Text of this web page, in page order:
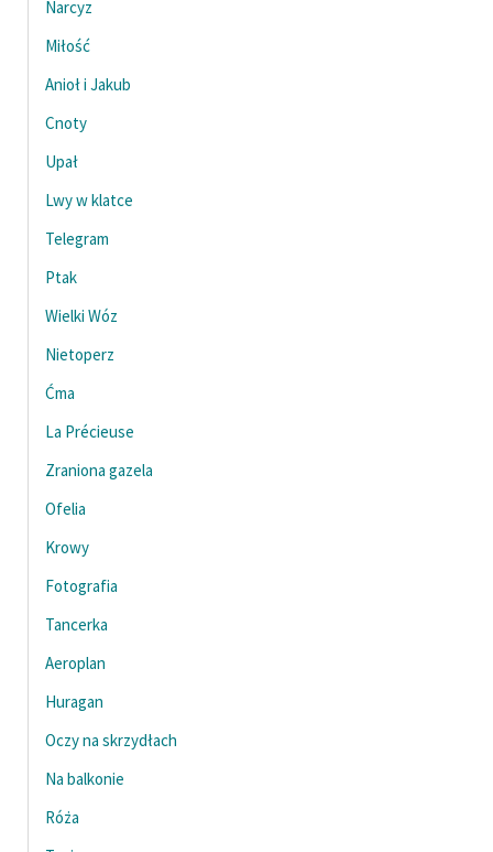
Ręce pełne poezji
Kolekcje edukacyjne
twórców przechodzących
lektur szkolnych oraz
Starego Testamentu
Odkurzamy bohaterów
Szkoła Poezji Wolnych
Lektur
O nas
Zespół
Zasady wykorzystania
Materiały promocyjne
Polityka prywatności
Regulamin biblioteki
Dane fundacji i
sprawozdania finansowe
Narcyz
Miłość
Anioł i Jakub
Cnoty
Upał
Lwy w klatce
Telegram
Ptak
Wielki Wóz
Nietoperz
Ćma
La Précieuse
Zraniona gazela
Ofelia
Krowy
Fotografia
Tancerka
Aeroplan
Huragan
Oczy na skrzydłach
Na balkonie
Róża